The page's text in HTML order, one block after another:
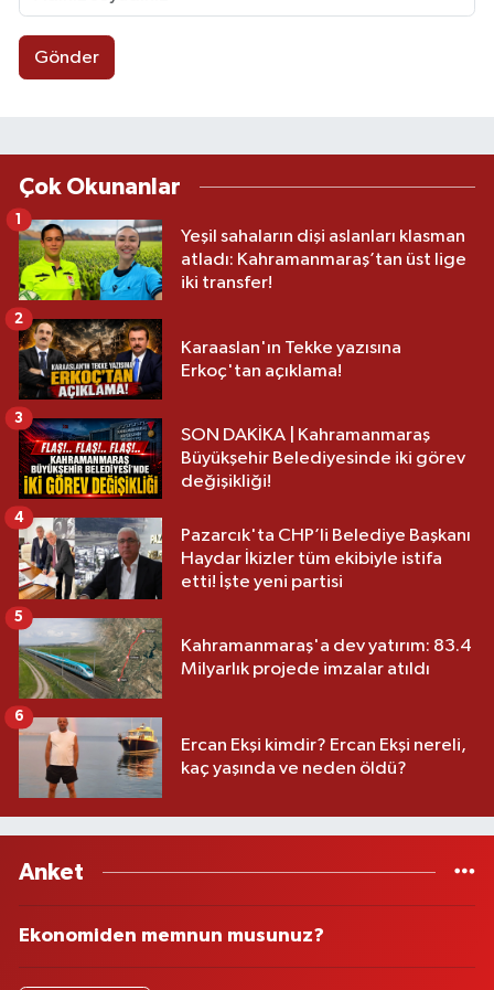
Gönder
Çok Okunanlar
Yeşil sahaların dişi aslanları klasman
atladı: Kahramanmaraş’tan üst lige
iki transfer!
1
Karaaslan'ın Tekke yazısına
Erkoç'tan açıklama!
2
SON DAKİKA | Kahramanmaraş
Büyükşehir Belediyesinde iki görev
değişikliği!
3
Pazarcık'ta CHP’li Belediye Başkanı
Haydar İkizler tüm ekibiyle istifa
etti! İşte yeni partisi
4
Kahramanmaraş'a dev yatırım: 83.4
Milyarlık projede imzalar atıldı
5
Ercan Ekşi kimdir? Ercan Ekşi nereli,
kaç yaşında ve neden öldü?
6
Anket
Ekonomiden memnun musunuz?